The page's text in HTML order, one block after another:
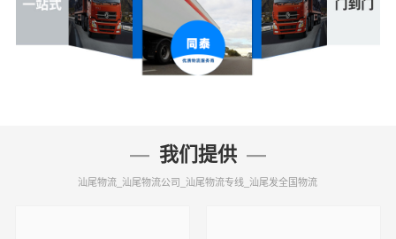
我们提供
汕尾物流_汕尾物流公司_汕尾物流专线_汕尾发全国物流